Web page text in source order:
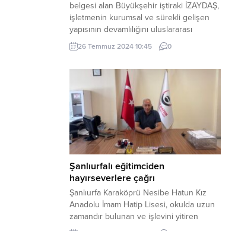
belgesi alan Büyükşehir iştiraki İZAYDAŞ,
işletmenin kurumsal ve sürekli gelişen
yapısının devamlılığını uluslararası
standarda taşıdı KOCAELİ (İGFA) – Atık
yönetiminde Türkiye’nin lider kuruluşu
iştiraki İZAYDAŞ, iş sürekliliği konusunda
ortaya koyduğu uygulamalarıyla “ISO
22301 İş Sürekliliği Yönetim Sistemi”
belgesini almaya hak kazandı....
26 Temmuz 2024 10:45 0
Şanlıurfalı eğitimciden
hayırseverlere çağrı
Şanlıurfa Karaköprü Nesibe Hatun Kız
Anadolu İmam Hatip Lisesi, okulda uzun
zamandır bulunan ve işlevini yitiren
bilgisayarların yenilenmesi gerektiğine